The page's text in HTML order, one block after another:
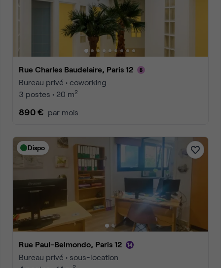
Rue Charles Baudelaire, Paris 12
Bureau privé • coworking
3 postes • 20 m2
890 € par mois
Dispo
Rue Paul-Belmondo, Paris 12
Bureau privé • sous-location
2